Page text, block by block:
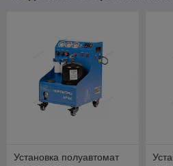
Установка полуавтомат